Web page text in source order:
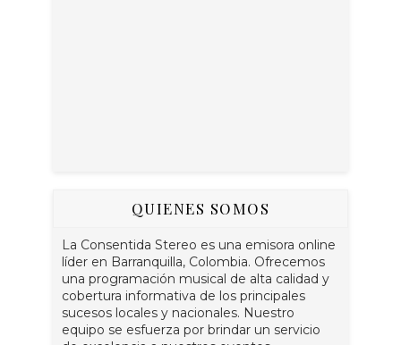
QUIENES SOMOS
La Consentida Stereo es una emisora online
líder en Barranquilla, Colombia. Ofrecemos
una programación musical de alta calidad y
cobertura informativa de los principales
sucesos locales y nacionales. Nuestro
equipo se esfuerza por brindar un servicio